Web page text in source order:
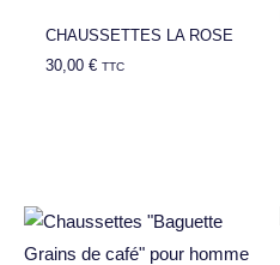
CHAUSSETTES LA ROSE
30,00 € TTC